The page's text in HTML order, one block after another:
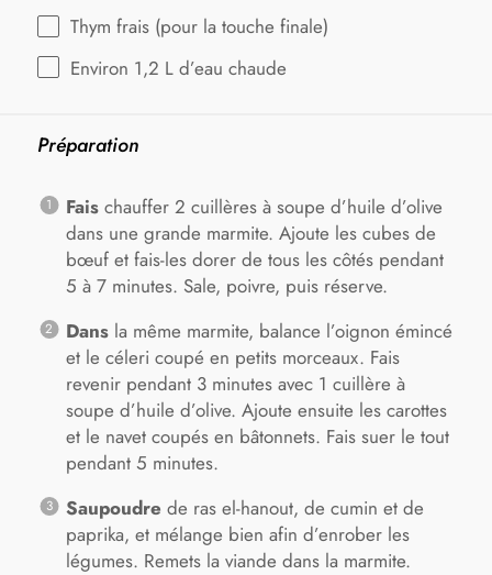
Thym frais (pour la touche finale)
Environ 1,2 L d’eau chaude
Préparation
Faischauffer 2 cuillères à soupe d’huile d’olive
dans une grande marmite. Ajoute les cubes de
bœuf et fais-les dorer de tous les côtés pendant
5 à 7 minutes. Sale, poivre, puis réserve.
Dansla même marmite, balance l’oignon émincé
et le céleri coupé en petits morceaux. Fais
revenir pendant 3 minutes avec 1 cuillère à
soupe d’huile d’olive. Ajoute ensuite les carottes
et le navet coupés en bâtonnets. Fais suer le tout
pendant 5 minutes.
Saupoudre de ras el-hanout, de cumin et de
paprika, et mélange bien afin d’enrober les
légumes. Remets la viande dans la marmite.